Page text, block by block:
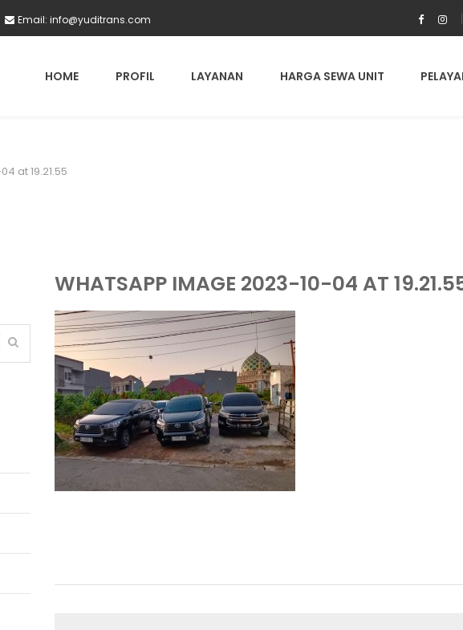
Email: info@yuditrans.com
HOME PROFIL LAYANAN HARGA SEWA UNIT
at 19.21.55
WHATSAPP IMAGE 2023-10-04 AT